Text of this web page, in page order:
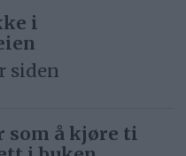
i
siden
som å kjøre ti